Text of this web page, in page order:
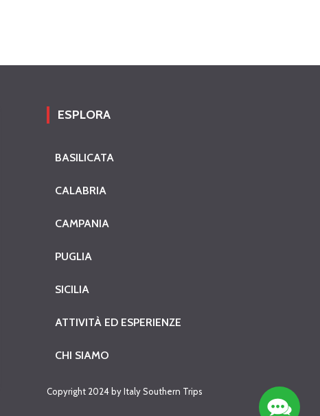
ESPLORA
BASILICATA
CALABRIA
CAMPANIA
PUGLIA
SICILIA
ATTIVITÀ ED ESPERIENZE
CHI SIAMO
Copyright 2024 by Italy Southern Trips
Contact